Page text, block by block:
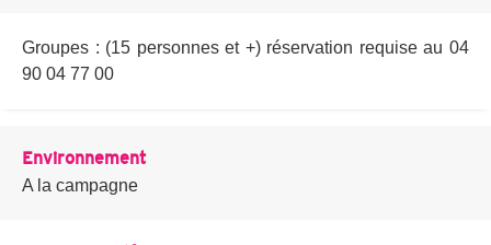
Groupes : (15 personnes et +) réservation requise au 04
90 04 77 00
Environnement
A la campagne